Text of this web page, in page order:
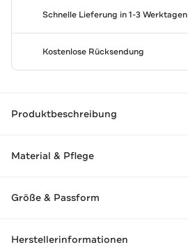
Schnelle Lieferung in 1-3 Werktagen
Kostenlose Rücksendung
Produktbeschreibung
Material & Pflege
Größe & Passform
Herstellerinformationen